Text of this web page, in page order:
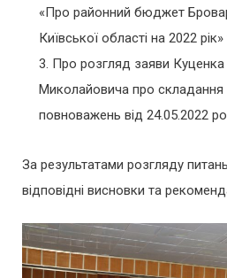
«Про районний бюджет
Київської області на 2022
Про розгляд заяви
Миколайовича про складання
повноважень від 24.05.2022
За результатами розгляду
відповідні висновки та